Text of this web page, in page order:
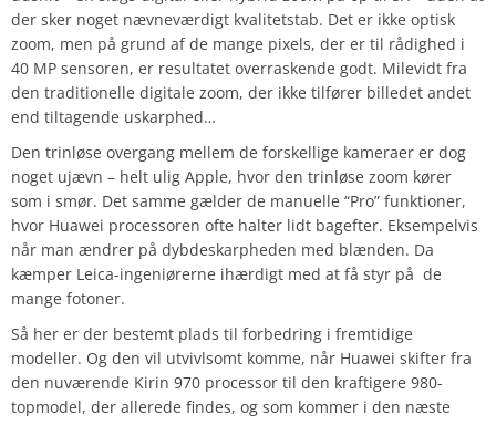
der sker noget nævneværdigt kvalitetstab. Det er ikke optisk
zoom, men på grund af de mange pixels, der er til rådighed i
40 MP sensoren, er resultatet overraskende godt. Milevidt fra
den traditionelle digitale zoom, der ikke tilfører billedet andet
end tiltagende uskarphed…
Den trinløse overgang mellem de forskellige kameraer er dog
noget ujævn – helt ulig Apple, hvor den trinløse zoom kører
som i smør. Det samme gælder de manuelle “Pro” funktioner,
hvor Huawei processoren ofte halter lidt bagefter. Eksempelvis
når man ændrer på dybdeskarpheden med blænden. Da
kæmper Leica-ingeniørerne ihærdigt med at få styr på de
mange fotoner.
Så her er der bestemt plads til forbedring i fremtidige
modeller. Og den vil utvivlsomt komme, når Huawei skifter fra
den nuværende Kirin 970 processor til den kraftigere 980-
topmodel, der allerede findes, og som kommer i den næste